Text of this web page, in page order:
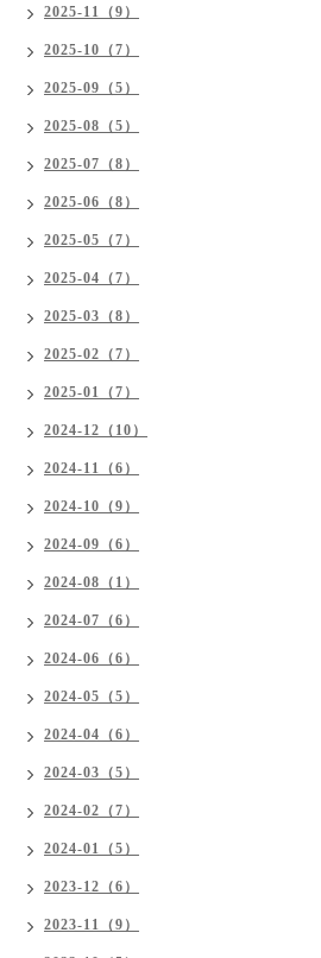
2025-11（9）
2025-10（7）
2025-09（5）
2025-08（5）
2025-07（8）
2025-06（8）
2025-05（7）
2025-04（7）
2025-03（8）
2025-02（7）
2025-01（7）
2024-12（10）
2024-11（6）
2024-10（9）
2024-09（6）
2024-08（1）
2024-07（6）
2024-06（6）
2024-05（5）
2024-04（6）
2024-03（5）
2024-02（7）
2024-01（5）
2023-12（6）
2023-11（9）